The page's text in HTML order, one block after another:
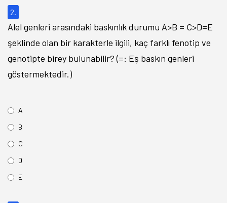
2.
Alel genleri arasındaki baskınlık durumu A>B = C>D=E
şeklinde olan bir karakterle ilgili, kaç farklı fenotip ve
genotipte birey bulunabilir? (=: Eş baskın genleri
göstermektedir.)
A
B
C
D
E